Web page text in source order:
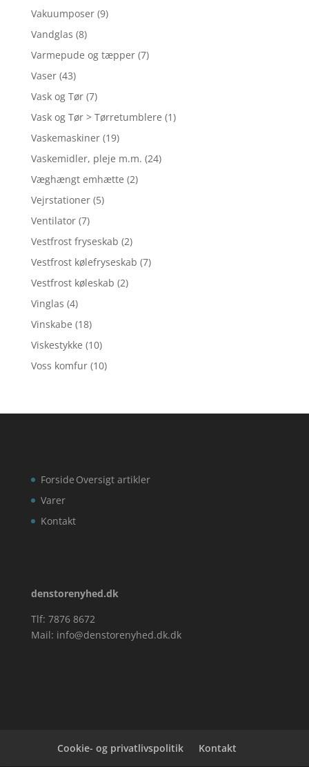
Vakuumposer (9)
Vandglas (8)
Varmepude og tæpper (7)
Vaser (43)
Vask og Tør (7)
Vask og Tør > Tørretumblere (1)
Vaskemaskiner (19)
Vaskemidler, pleje m.m. (24)
Væghængt emhætte (2)
Vejrstationer (5)
Ventilator (7)
Vestfrost fryseskab (2)
Vestfrost kølefryseskab (7)
Vestfrost køleskab (2)
Vinglas (4)
Vinskabe (18)
Viskestykke (10)
Voss komfur (10)
Forside
Varer
Kontakt
Oversigt artikler
denstorenyhed.dk
Tlf: 7876 8672
Mail: info@denstorenyhed.dk.dk
Cookie- og privatlivspolitik Kontakt